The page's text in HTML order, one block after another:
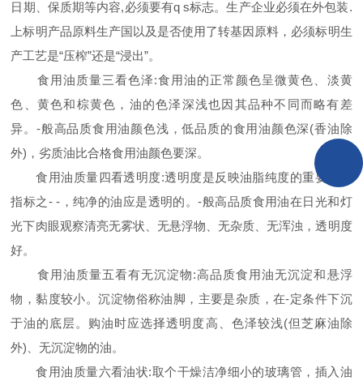
日期、保质期等内容,必须要有q s标志。生产企业必须在外包装.
上标明产品原料生产国以及是否使用了转基因原料，必须标明生
产工艺是“压榨”还是“浸出”。
食用油质量三看色泽:食用油的正常颜色呈微黄色、淡黄
色、黄色和棕黄色，油的色泽深浅也因其品种不同而略有差
异。-般高品质食用油颜色浅，低品质的食用油颜色深(香油除
外)，劣质油比合格食用油颜色要深。
食用油质量四看透明度:透明度是反映油脂纯度的重要感官
指标之- -，纯净的油应是透明的。-般高品质食用油在日光和灯
光下肉眼观察清亮无雾状、无悬浮物、无杂质、无浑浊，透明度
好。
食用油质量五看有无沉淀物:高品质食用油无沉淀和悬浮
物，黏度较小。沉淀物俗称油脚，主要是杂质，在-定条件下沉
于油的底层。购油时应选择透明度高、色泽较浅(但芝麻油除
外)、无沉淀物的油。
食用油质量六看油状:取个干燥洁净细小的玻璃管，插入油